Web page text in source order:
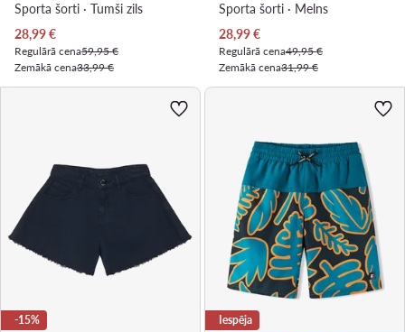
Sporta šorti · Tumši zils
Pašreizējā cena
28,99€
Regulārā cena59,95 €
Zemākā cena33,99 €
Sporta šorti · Melns
Pašreizējā cena
28,99€
Regulārā cena49,95 €
Zemākā cena31,99 €
-15% Iespēja